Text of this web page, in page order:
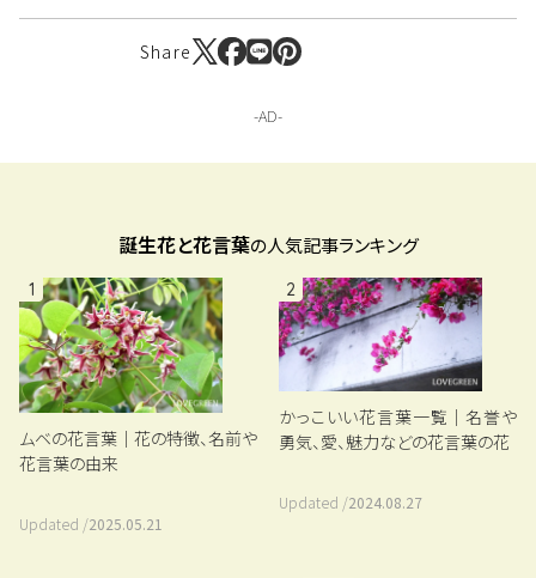
Share
誕生花と花言葉の人気記事ランキング
1
ムベの花言葉｜花の特徴、名前や
花言葉の由来
Updated /2025.05.21
2
かっこいい花言葉一覧｜名誉や
勇気、愛、魅力などの花言葉の花
Updated /2024.08.27